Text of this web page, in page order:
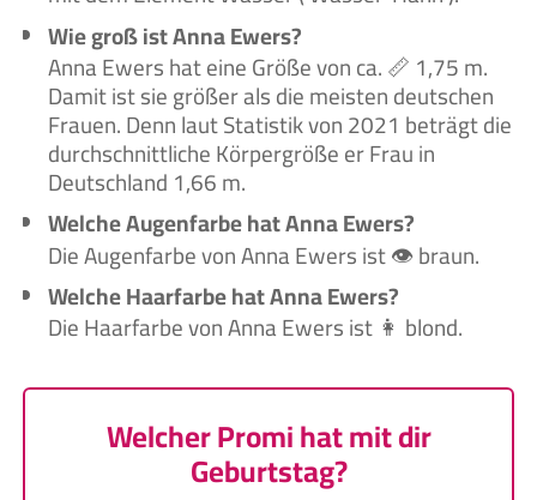
Wie groß ist Anna Ewers?
Anna Ewers hat eine Größe von ca. 📏 1,75 m.
Damit ist sie größer als die meisten deutschen
Frauen. Denn laut Statistik von 2021 beträgt die
durchschnittliche Körpergröße er Frau in
Deutschland 1,66 m.
Welche Augenfarbe hat Anna Ewers?
Die Augenfarbe von Anna Ewers ist 👁️ braun.
Welche Haarfarbe hat Anna Ewers?
Die Haarfarbe von Anna Ewers ist 👩 blond.
Welcher Promi hat mit dir
Geburtstag?